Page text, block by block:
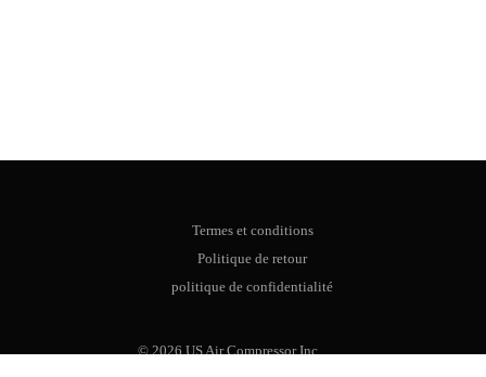
© 2026 US Air Compressor Inc.
Termes et conditions
Politique de retour
politique de confidentialité
Boutique